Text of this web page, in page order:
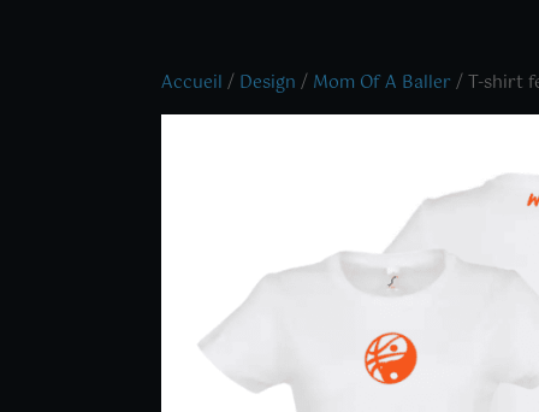
Accueil / Design / Mom Of A Baller/ T-shirt